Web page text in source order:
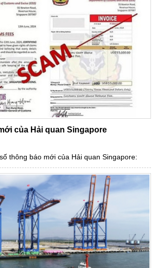
của Hải quan Singapore
thông báo mới của Hải quan Singapore: